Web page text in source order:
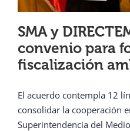
SMA y
convenio para
fiscalización
El acuerdo contempla 12
consolidar la cooperación
Superintendencia del